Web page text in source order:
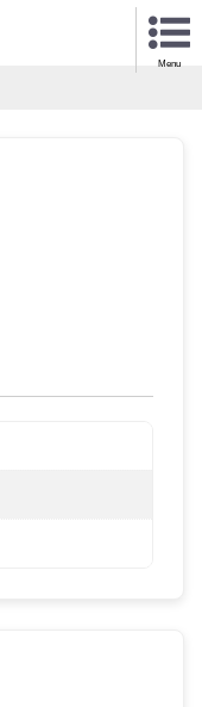
Menu